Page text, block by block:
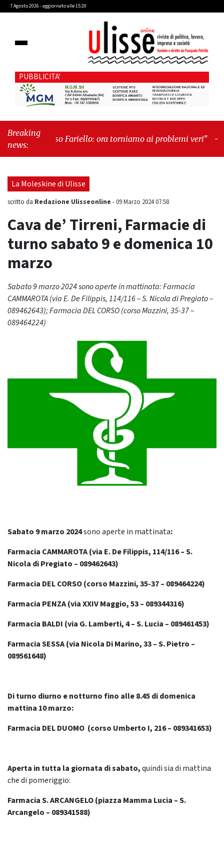
7 Agosto 2026 - aggiornato alle 15:20
PUBBLICITA'
Breaking
news:
Caso Fariello: ora torniamo ai problemi veri" -"Cava
la burocrazia dimentica perché esiste"
La Moleskine di Ulisse
scritto da Redazione Ulisseonline -09 Marzo 2024 07:58
Cava de’ Tirreni, Farmacie di
turno sabato 9 e domenica 10
marzo
Sabato 9 marzo 2024 sono aperte in mattinata: Farmacia
CAMMAROTA (via E. De Filippis, 114/116 – S. Nicola di Pregiato –
089462643); Farmacia DEL CORSO (corso Mazzini, 35-37 –
089464224)
Sabato 9 marzo 2024sono aperte in mattinata:
Farmacia CAMMAROTA (via E. De Filippis, 114/116 – S.
Nicola di Pregiato – 089462643)
Farmacia DEL CORSO (corso Mazzini, 35-37 – 089464224)
Farmacia PENZA (via XXIV Maggio, 53– 089344316)
Farmacia BALDI (via G. Lamberti, 4 – S. Lucia – 089461453)
Farmacia SESSA (via Nicola Di Marino, 33 – S. Pietro –
089561648)
Di turno diurno e notturno fino alle 8.45 di domenica
mattina 10 marzo:
Farmacia DEL DUOMO (corso Umberto I, 216 – 089341653)
Aperta in tutta la giornata di sabato,quindi sia di mattina
che di pomeriggio:
Farmacia S. ARCANGELO (piazza Mamma Lucia – S.
Arcangelo – 089341588)